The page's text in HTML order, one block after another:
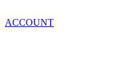
ACCOUNT